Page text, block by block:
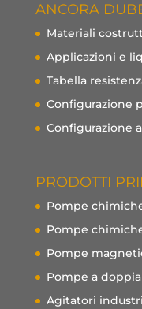
ANCORA
Materiali
Applicazioni e
Tabella
Configurazione
Configurazione
PRODOTTI
Pompe
Pompe
Pompe
Pompe a
Agitatori